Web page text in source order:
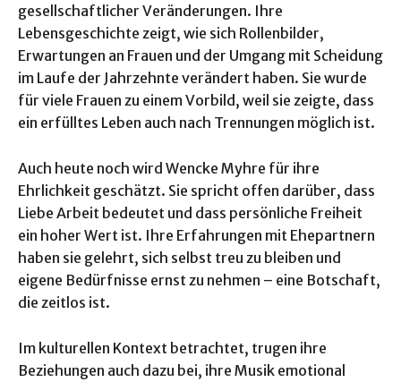
gesellschaftlicher Veränderungen. Ihre
Lebensgeschichte zeigt, wie sich Rollenbilder,
Erwartungen an Frauen und der Umgang mit Scheidung
im Laufe der Jahrzehnte verändert haben. Sie wurde
für viele Frauen zu einem Vorbild, weil sie zeigte, dass
ein erfülltes Leben auch nach Trennungen möglich ist.
Auch heute noch wird Wencke Myhre für ihre
Ehrlichkeit geschätzt. Sie spricht offen darüber, dass
Liebe Arbeit bedeutet und dass persönliche Freiheit
ein hoher Wert ist. Ihre Erfahrungen mit Ehepartnern
haben sie gelehrt, sich selbst treu zu bleiben und
eigene Bedürfnisse ernst zu nehmen – eine Botschaft,
die zeitlos ist.
Im kulturellen Kontext betrachtet, trugen ihre
Beziehungen auch dazu bei, ihre Musik emotional